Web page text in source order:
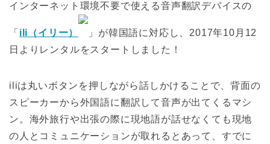
インターネット環境不要で使える音声翻訳デバイスの
「 ili（イリー）
」が韓国語に対応し、2017年10月12
日よりレンタルをスタートしました！
iliは丸いボタンを押しながら話しかけることで、背面の
スピーカーから外国語に翻訳して音声が出てくるマシ
ン。海外旅行や出張の際に現地語が話せなくても現地
の人とコミュニケーションが取れるとあって、すでに